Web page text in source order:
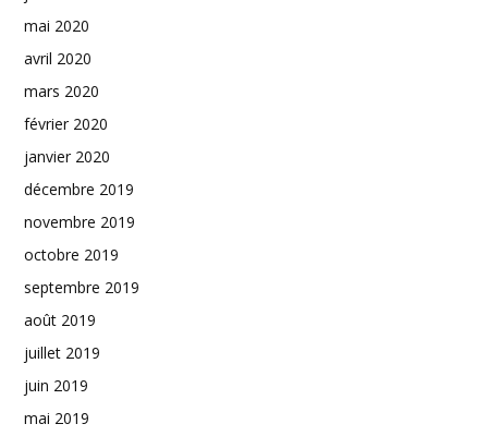
mai 2020
avril 2020
mars 2020
février 2020
janvier 2020
décembre 2019
novembre 2019
octobre 2019
septembre 2019
août 2019
juillet 2019
juin 2019
mai 2019